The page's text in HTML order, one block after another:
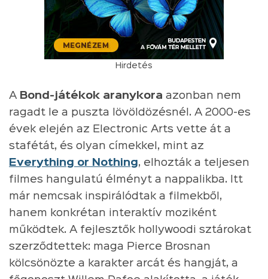
Hirdetés
A Bond-játékok aranykora azonban nem
ragadt le a puszta lövöldözésnél. A 2000-es
évek elején az Electronic Arts vette át a
stafétát, és olyan címekkel, mint az
Everything or Nothing, elhozták a teljesen
filmes hangulatú élményt a nappalikba. Itt
már nemcsak inspirálódtak a filmekből,
hanem konkrétan interaktív moziként
működtek. A fejlesztők hollywoodi sztárokat
szerződtettek: maga Pierce Brosnan
kölcsönözte a karakter arcát és hangját, a